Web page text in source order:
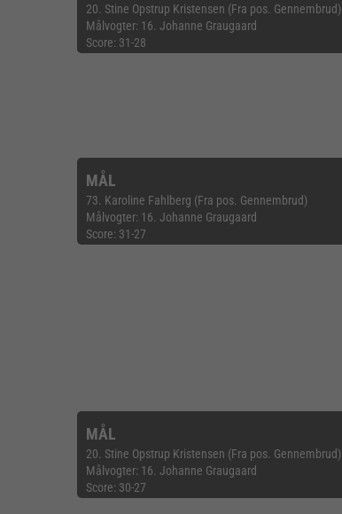
20. Stine Opstrup Kristensen (Fra pos. Gennembrud)
Målvogter: 16. Johanne Graugaard
Score: 31-28
MÅL
73. Karoline Fahlberg (Fra pos. Gennembrud)
Målvogter: 16. Johanne Graugaard
Score: 31-27
MÅL
20. Stine Opstrup Kristensen (Fra pos. Gennembrud)
Målvogter: 16. Johanne Graugaard
Score: 30-27